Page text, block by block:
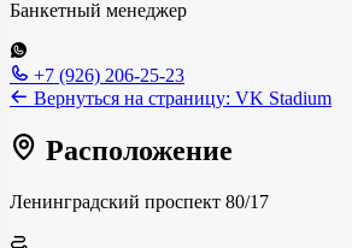
Банкетный менеджер
+7 (926) 206-25-23
Вернуться на страницу: VK Stadium
Расположение
Ленинградский проспект 80/17